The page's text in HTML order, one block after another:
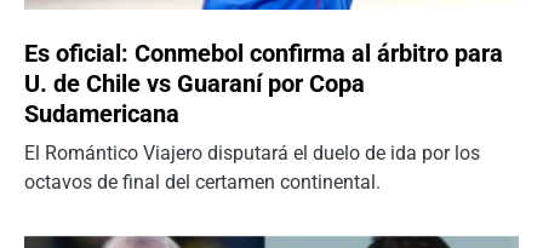
Es oficial: Conmebol confirma al árbitro para
U. de Chile vs Guaraní por Copa
Sudamericana
El Romántico Viajero disputará el duelo de ida por los
octavos de final del certamen continental.